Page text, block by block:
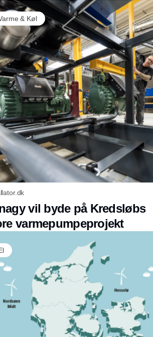
& Køl
vil byde på Kredsløbs
varmepumpeprojekt